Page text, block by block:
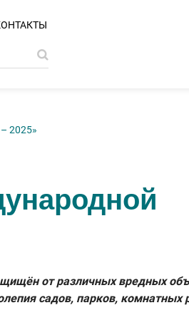
2025»
от различных вредных
садов, парков, комнатных